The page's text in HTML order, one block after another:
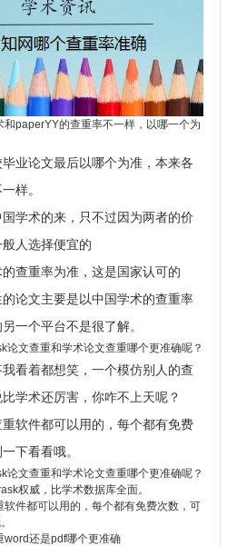
博士论文
和paperYY的查重率不一样，以哪一个为
业论文最后以哪个为准，本来各
样。
学术的来，只不过因为两者的价
人选择便宜的
查重率为准，这是国家认可的
论文主要是以中国学术的查重率
一个平台不是很了解。
论文查重和学术论文查重哪个更准确呢？
看着都想笑，一个模仿别人的查
学术还厉害，你咋不上天呢？
软件都可以用的，每个都有免费
下看看哦。
论文查重和学术论文查重哪个更准确呢？
权威，比学术数据库全面。
软件都可以用的，每个都有免费次数，可
word还是pdf哪个更准确